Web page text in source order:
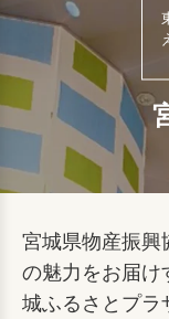
宮城県物産振興
の魅力をお届け
城ふるさとプラ